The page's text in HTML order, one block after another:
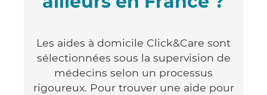
Les aides à domicile Click&Care sont
sélectionnées sous la supervision de
médecins selon un processus
rigoureux. Pour trouver une aide pour